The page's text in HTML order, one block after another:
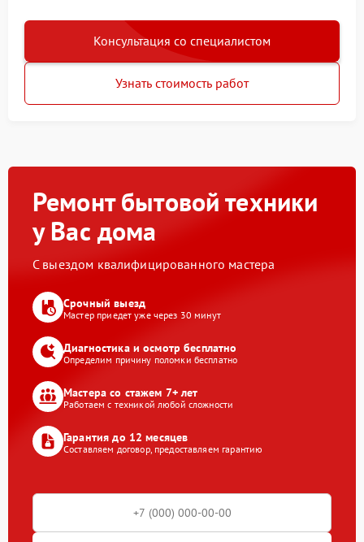
Консультация со специалистом
Узнать стоимость работ
Ремонт бытовой техники
у Вас дома
С выездом квалифицированного мастера
Срочный выезд
Мастер приедет уже через 30 минут
Диагностика и осмотр бесплатно
Определим причину поломки бесплатно
Мастера со стажем 7+ лет
Работаем с техникой любой сложности
Гарантия до 12 месяцев
Составляем договор, предоставляем гарантию